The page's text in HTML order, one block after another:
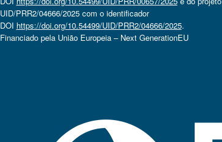
UID/PRR2/04666/2025 com o identificador
DOI https://doi.org/10.54499/UID/PRR2/04666/2025.
Financiado pela União Europeia – Next GenerationEU